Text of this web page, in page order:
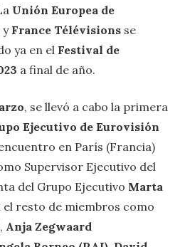
Unión Europea de
y France Télévisions se
ya en el Festival de
a final de año.
, se llevó a cabo la primera
Ejecutivo de Eurovisión
en París (Francia)
Supervisor Ejecutivo del
del Grupo Ejecutivo Marta
el resto de miembros como
, Anja Zegwaard